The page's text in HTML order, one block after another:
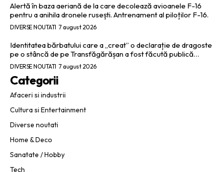
Alertă în baza aeriană de la care decolează avioanele F-16
pentru a anihila dronele rusești. Antrenament al piloților F-16.
DIVERSE NOUTATI 7 august 2026
Identitatea bărbatului care a „creat” o declarație de dragoste
pe o stâncă de pe Transfăgărășan a fost făcută publică…
DIVERSE NOUTATI 7 august 2026
Categorii
Afaceri si industrii
Cultura si Entertainment
Diverse noutati
Home & Deco
Sanatate / Hobby
Tech